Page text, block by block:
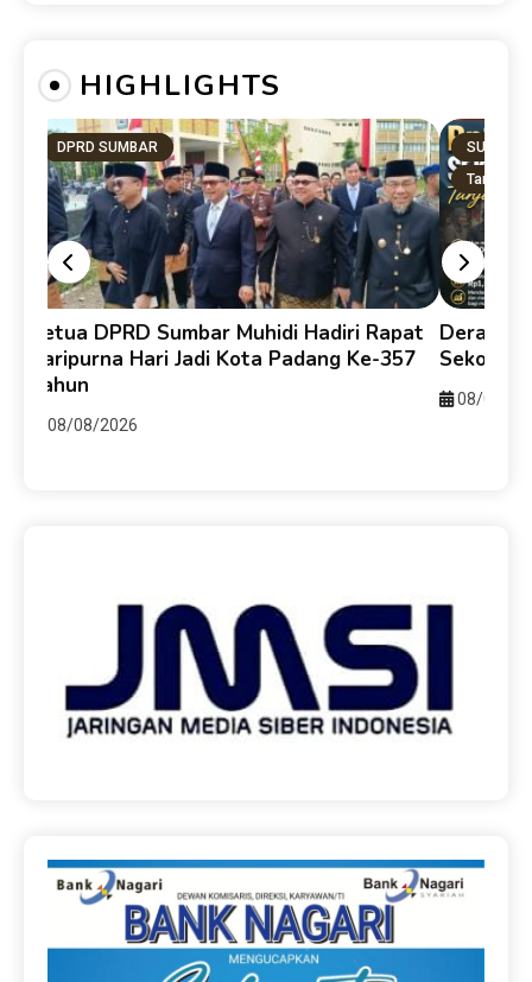
HIGHLIGHTS
DPRD SUMBAR
Ketua DPRD Sumbar Muhidi Hadiri Rapat
Paripurna Hari Jadi Kota Padang Ke-357
Tahun
08/08/2026
SUMBAR
Tanah
Sekolah
08/08/